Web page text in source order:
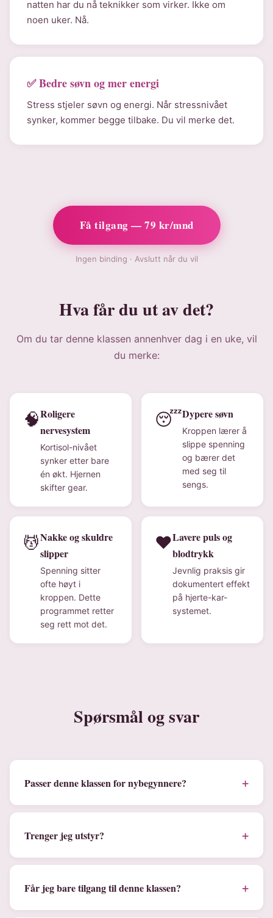
natten har du nå teknikker som virker. Ikke om
noen uker. Nå.
✅ Bedre søvn og mer energi
Stress stjeler søvn og energi. Når stressnivået
synker, kommer begge tilbake. Du vil merke det.
Få tilgang — 79 kr/mnd
Ingen binding · Avslutt når du vil
Hva får du ut av det?
Om du tar denne klassen annenhver dag i en uke, vil
du merke:
🧠Roligere
nervesystem
Kortisol-nivået
synker etter bare
én økt. Hjernen
skifter gear.
😴Dypere søvn
Kroppen lærer å
slippe spenning
og bærer det
med seg til
sengs.
💆Nakke og skuldre
slipper
Spenning sitter
ofte høyt i
kroppen. Dette
programmet retter
seg rett mot det.
❤️Lavere puls og
blodtrykk
Jevnlig praksis gir
dokumentert effekt
på hjerte-kar-
systemet.
Spørsmål og svar
Passer denne klassen for nybegynnere? +
Trenger jeg utstyr? +
Får jeg bare tilgang til denne klassen? +